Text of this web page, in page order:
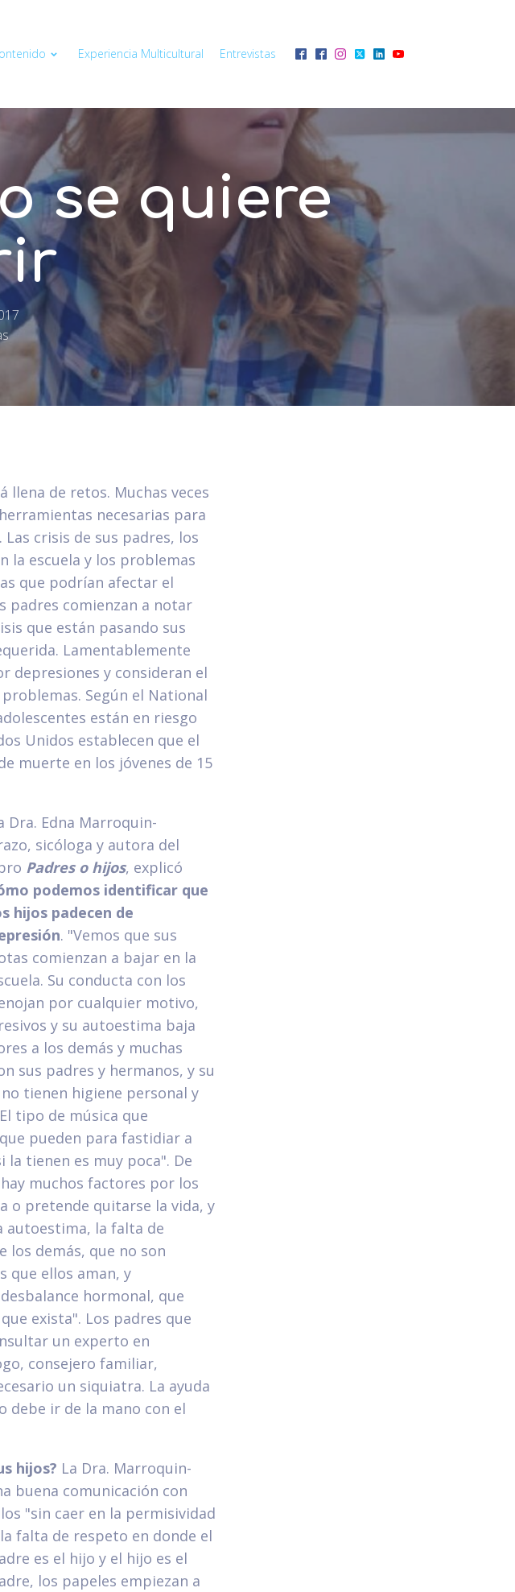
Experiencia Multicultural Entrevistas
se quiere
llena de retos. Muchas veces
necesarias para
crisis de sus padres, los
la escuela y los problemas
que podrían afectar el
padres comienzan a notar
que están pasando sus
Lamentablemente
depresiones y consideran el
Según el National
están en riesgo
Unidos establecen que el
muerte en los jóvenes de 15
Dra. Edna Marroquin-
sicóloga y autora del
Padres o hijos, explicó
podemos identificar que
hijos padecen de
. "Vemos que sus
comienzan a bajar en la
Su conducta con los
por cualquier motivo,
y su autoestima baja
a los demás y muchas
sus padres y hermanos, y su
tienen higiene personal y
tipo de música que
pueden para fastidiar a
la tienen es muy poca". De
muchos factores por los
o pretende quitarse la vida, y
autoestima, la falta de
los demás, que no son
que ellos aman, y
hormonal, que
exista". Los padres que
un experto en
consejero familiar,
un siquiatra. La ayuda
ir de la mano con el
hijos? La Dra. Marroquin-
buena comunicación con
"sin caer en la permisividad
falta de respeto en donde el
es el hijo y el hijo es el
los papeles empiezan a